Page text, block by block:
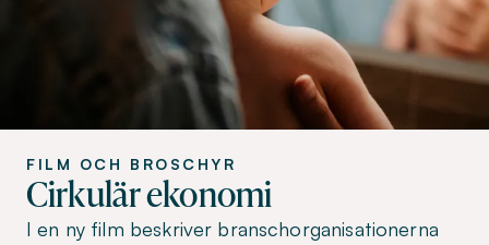
FILM OCH BROSCHYR
Cirkulär ekonomi
I en ny film beskriver branschorganisationerna